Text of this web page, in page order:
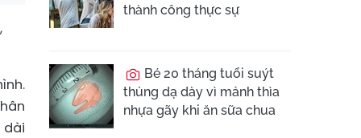
dài
thành công thực sự
Bé 20 tháng tuổi suýt
thủng dạ dày vì mảnh thìa
nhựa gãy khi ăn sữa chua